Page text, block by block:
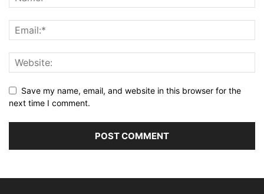
Save my name, email, and website in this browser for the
next time I comment.